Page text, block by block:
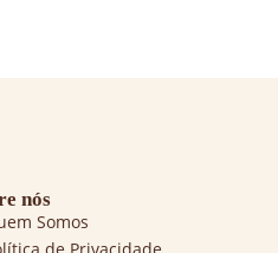
nós
Somos
de Privacidade